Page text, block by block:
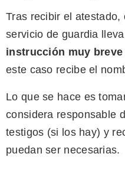
Tras recibir el
servicio de guardia
instrucción muy
este caso recibe el
Lo que se hace es
considera responsable
testigos (si los hay) y
puedan ser necesarias.